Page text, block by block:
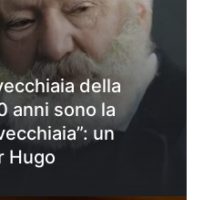
della
anni sono la
un
Hugo